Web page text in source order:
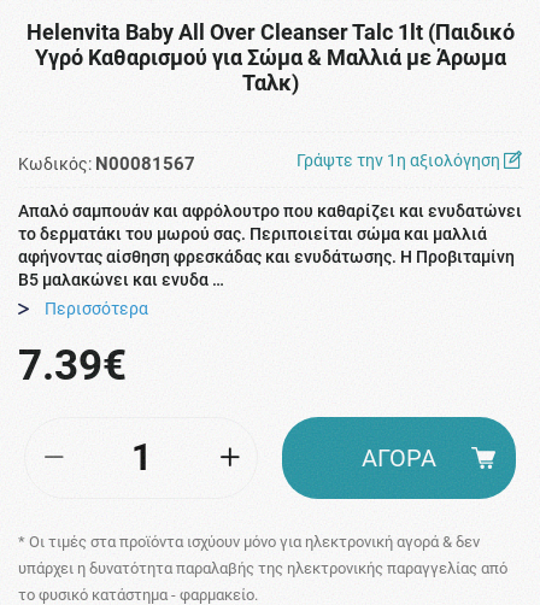
Helenvita Baby All Over Cleanser Talc 1lt (Παιδικό
Υγρό Καθαρισμού για Σώμα & Μαλλιά με Άρωμα
Ταλκ)
Κωδικός: N00081567 Γράψτε την 1η αξιολόγηση
Απαλό σαμπουάν και αφρόλουτρο που καθαρίζει και ενυδατώνει
το δερματάκι του μωρού σας. Περιποιείται σώμα και μαλλιά
αφήνοντας αίσθηση φρεσκάδας και ενυδάτωσης. Η Προβιταμίνη
Β5 μαλακώνει και ενυδα …
Περισσότερα
7.39€
* Οι τιμές στα προϊόντα ισχύουν μόνο για ηλεκτρονική αγορά & δεν
υπάρχει η δυνατότητα παραλαβής της ηλεκτρονικής παραγγελίας από
το φυσικό κατάστημα - φαρμακείο.
ΑΓΟΡΑ